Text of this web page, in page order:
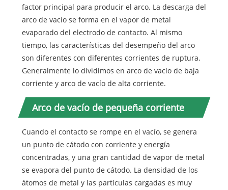
factor principal para producir el arco. La descarga del
arco de vacío se forma en el vapor de metal
evaporado del electrodo de contacto. Al mismo
tiempo, las características del desempeño del arco
son diferentes con diferentes corrientes de ruptura.
Generalmente lo dividimos en arco de vacío de baja
corriente y arco de vacío de alta corriente.
Arco de vacío de pequeña corriente
Cuando el contacto se rompe en el vacío, se genera
un punto de cátodo con corriente y energía
concentradas, y una gran cantidad de vapor de metal
se evapora del punto de cátodo. La densidad de los
átomos de metal y las partículas cargadas es muy